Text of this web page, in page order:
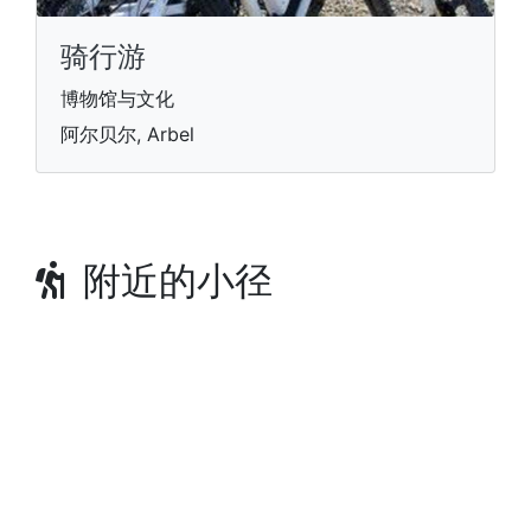
骑行游
博物馆与文化
阿尔贝尔, Arbel
附近的小径